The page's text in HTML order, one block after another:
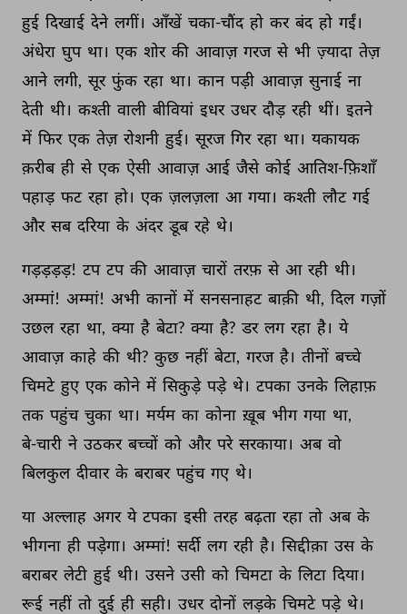
हुई दिखाई देने लगीं। आँखें चका-चौंद हो कर बंद हो गईं।
अंधेरा घुप था। एक शोर की आवाज़ गरज से भी ज़्यादा तेज़
आने लगी, सूर फुंक रहा था। कान पड़ी आवाज़ सुनाई ना
देती थी। कश्ती वाली बीवियां इधर उधर दौड़ रही थीं। इतने
में फिर एक तेज़ रोशनी हुई। सूरज गिर रहा था। यकायक
क़रीब ही से एक ऐसी आवाज़ आई जैसे कोई आतिश-फ़िशाँ
पहाड़ फट रहा हो। एक ज़लज़ला आ गया। कश्ती लौट गई
और सब दरिया के अंदर डूब रहे थे।
गड़ड़ड़ड़! टप टप की आवाज़ चारों तरफ़ से आ रही थी।
अम्मां! अम्मां! अभी कानों में सनसनाहट बाक़ी थी, दिल गज़ों
उछल रहा था, क्या है बेटा? क्या है? डर लग रहा है। ये
आवाज़ काहे की थी? कुछ नहीं बेटा, गरज है। तीनों बच्चे
चिमटे हुए एक कोने में सिकुड़े पड़े थे। टपका उनके लिहाफ़
तक पहुंच चुका था। मर्यम का कोना ख़ूब भीग गया था,
बे-चारी ने उठकर बच्चों को और परे सरकाया। अब वो
बिलकुल दीवार के बराबर पहुंच गए थे।
या अल्लाह अगर ये टपका इसी तरह बढ़ता रहा तो अब के
भीगना ही पड़ेगा। अम्मां! सर्दी लग रही है। सिद्दीक़ा उस के
बराबर लेटी हुई थी। उसने उसी को चिमटा के लिटा दिया।
रूई नहीं तो दुई ही सही। उधर दोनों लड़के चिमटे पड़े थे।